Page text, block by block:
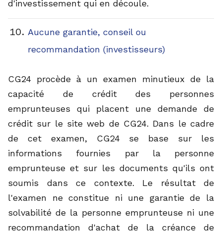
d'investissement qui en découle.
Aucune garantie, conseil ou
recommandation (investisseurs)
CG24 procède à un examen minutieux de la
capacité de crédit des personnes
emprunteuses qui placent une demande de
crédit sur le site web de CG24. Dans le cadre
de cet examen, CG24 se base sur les
informations fournies par la personne
emprunteuse et sur les documents qu'ils ont
soumis dans ce contexte. Le résultat de
l'examen ne constitue ni une garantie de la
solvabilité de la personne emprunteuse ni une
recommandation d'achat de la créance de